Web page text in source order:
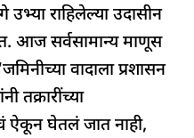
उभ्या राहिलेल्या उदासीन
आज सर्वसामान्य माणूस
वादाला प्रशासन
तक्रारींच्या
ऐकून घेतलं जात नाही,